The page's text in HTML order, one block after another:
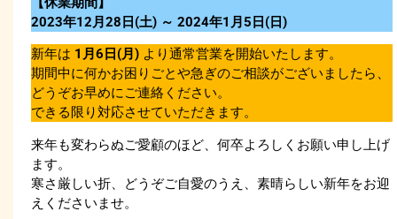
2023年12月28日(土) ～ 2024年1月5日(日)
新年は 1月6日(月) より通常営業を開始いたします。
期間中に何かお困りごとや急ぎのご相談がございましたら、
どうぞお早めにご連絡ください。
できる限り対応させていただきます。
来年も変わらぬご愛顧のほど、何卒よろしくお願い申し上げ
ます。
寒さ厳しい折、どうぞご自愛のうえ、素晴らしい新年をお迎
えくださいませ。